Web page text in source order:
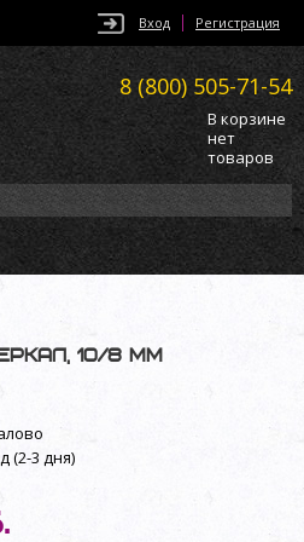
Вход Регистрация
8 (800) 505-71-54
В корзине
нет
товаров
10/8 мм
(2-3 дня)